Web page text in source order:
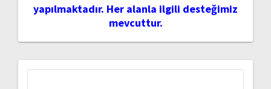
yapılmaktadır. Her alanla ilgili desteğimiz
mevcuttur.